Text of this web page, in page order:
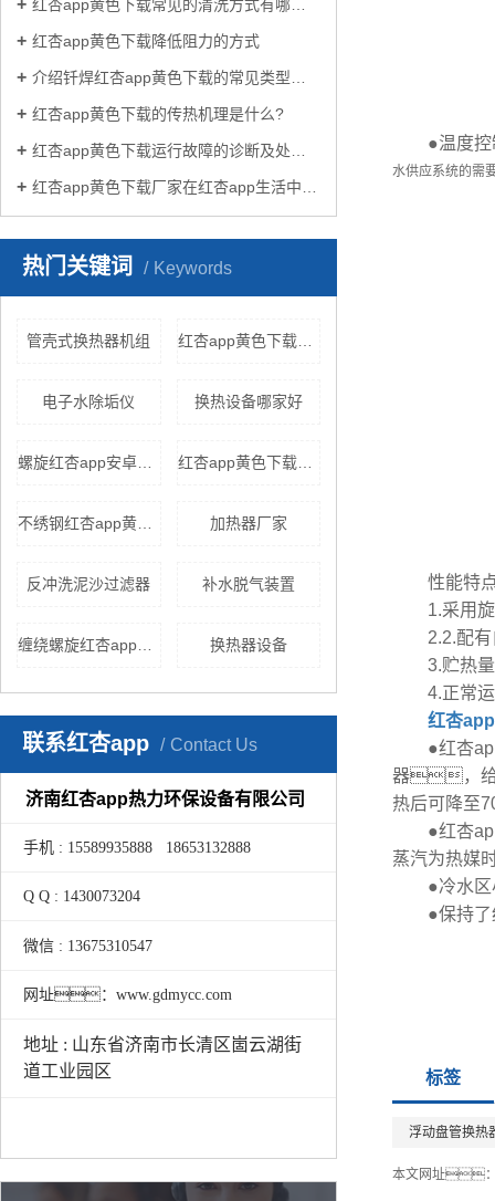
红杏app黄色下载常见的清洗方式有哪些？
红杏app黄色下载降低阻力的方式
介绍钎焊红杏app黄色下载的常见类型有哪些
红杏app黄色下载的传热机理是什么?
红杏app黄色下载运行故障的诊断及处理方法
红杏app黄色下载厂家在红杏app生活中有哪些作用？
热门关键词 Keywords
管壳式换热器机组 红杏app黄色下载价格
电子水除垢仪 换热设备哪家好
红杏app黄色下载原理
加热器厂家
反冲洗泥沙过滤器 补水脱气装置
换热器设备
联系红杏app Contact Us
济南红杏app热力环保设备有限公司
手机 : 15589935888 18653132888
Q Q : 1430073204
微信 : 13675310547
网址：www.gdmycc.com
地址 : 山东省济南市长清区崮云湖街
道工业园区
●温度控制
水供应系统的
性能特
1.采用旋
2.2.配有
3.贮热量
4.正常运
红杏
●红杏app
器，给
热后可降
●红杏
蒸汽为热
●冷水区
●保持了
标签
浮动盘管换热
本文网址